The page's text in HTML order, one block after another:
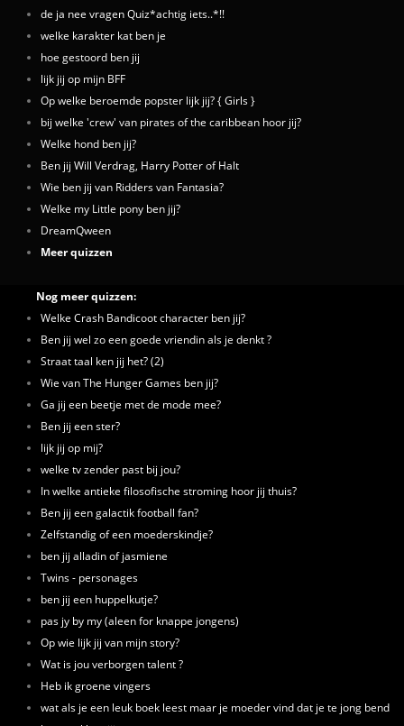
de ja nee vragen Quiz*achtig iets..*!!
welke karakter kat ben je
hoe gestoord ben jij
lijk jij op mijn BFF
Op welke beroemde popster lijk jij? { Girls }
bij welke 'crew' van pirates of the caribbean hoor jij?
Welke hond ben jij?
Ben jij Will Verdrag, Harry Potter of Halt
Wie ben jij van Ridders van Fantasia?
Welke my Little pony ben jij?
DreamQween
Meer quizzen
Nog meer quizzen:
Welke Crash Bandicoot character ben jij?
Ben jij wel zo een goede vriendin als je denkt ?
Straat taal ken jij het? (2)
Wie van The Hunger Games ben jij?
Ga jij een beetje met de mode mee?
Ben jij een ster?
lijk jij op mij?
welke tv zender past bij jou?
In welke antieke filosofische stroming hoor jij thuis?
Ben jij een galactik football fan?
Zelfstandig of een moederskindje?
ben jij alladin of jasmiene
Twins - personages
ben jij een huppelkutje?
pas jy by my (aleen for knappe jongens)
Op wie lijk jij van mijn story?
Wat is jou verborgen talent ?
Heb ik groene vingers
wat als je een leuk boek leest maar je moeder vind dat je te jong bend